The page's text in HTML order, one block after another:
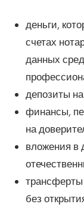
деньги,
счетах
данных
депозиты
финансы,
на
вложения в
трансферты
без